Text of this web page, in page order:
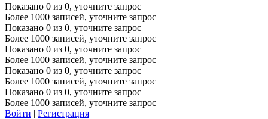
Показано 0 из 0, уточните запрос
Более 1000 записей, уточните запрос
Показано 0 из 0, уточните запрос
Более 1000 записей, уточните запрос
Показано 0 из 0, уточните запрос
Более 1000 записей, уточните запрос
Показано 0 из 0, уточните запрос
Более 1000 записей, уточните запрос
Показано 0 из 0, уточните запрос
Более 1000 записей, уточните запрос
Войти | Регистрация